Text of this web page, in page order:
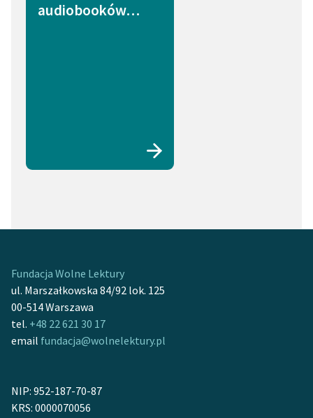
audiobooków…
Fundacja Wolne Lektury
ul. Marszałkowska 84/92 lok. 125
00-514 Warszawa
tel. +48 22 621 30 17
email fundacja@wolnelektury.pl
NIP: 952-187-70-87
KRS: 0000070056